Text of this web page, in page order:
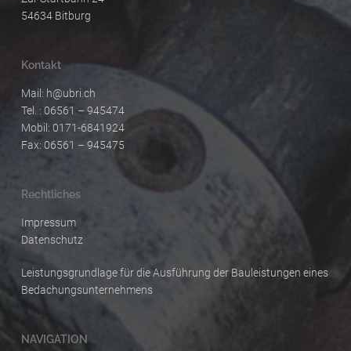
54634 Bitburg
Kontakt
Mail: h@ubri.ch
Tel. : 06561 – 945474
Mobil: 0171-6841924
Fax: 06561 – 945475
Rechtliches
Impressum
Datenschutz
Leistungsgrundlage für die Ausführung der Bauleistungen eines
Bedachungsunternehmens
NAVIGATION